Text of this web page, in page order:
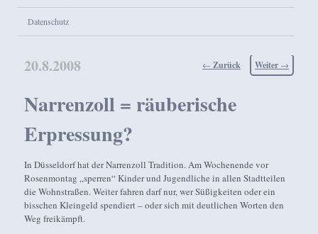
Datenschutz
Beitragsnavigation
← Zurück Weiter →
Narrenzoll = räuberische
Erpressung?
20.8.2008
In Düsseldorf hat der Narrenzoll Tradition. Am Wochenende vor
Rosenmontag „sperren“ Kinder und Jugendliche in allen Stadtteilen
die Wohnstraßen. Weiter fahren darf nur, wer Süßigkeiten oder ein
bisschen Kleingeld spendiert – oder sich mit deutlichen Worten den
Weg freikämpft.